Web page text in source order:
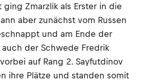
Zmarzlik als Erster in die
aber zunächst vom Russen
und am Ende der
der Schwede Fredrik
auf Rang 2. Sayfutdinov
ihre Plätze und standen somit